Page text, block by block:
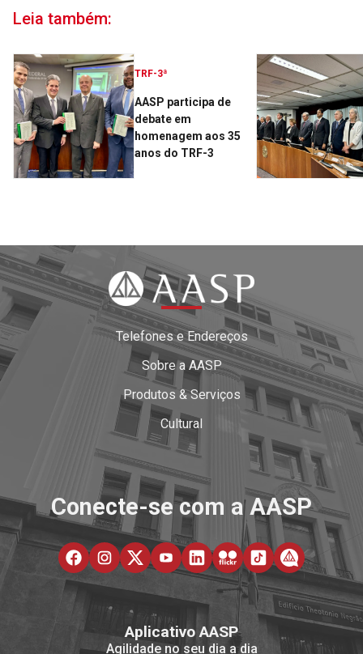
Leia também:
TRF-3ª
AASP participa de
debate em
homenagem aos 35
anos do TRF-3
Telefones e Endereços
Sobre a AASP
Produtos & Serviços
Cultural
Conecte-se com a AASP
Aplicativo AASP
Agilidade no seu dia a dia